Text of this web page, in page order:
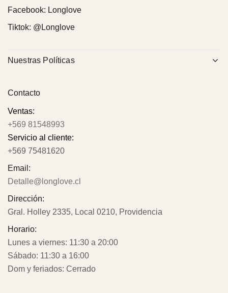
Facebook: Longlove
Tiktok: @Longlove
Nuestras Políticas
Contacto
Ventas:
+569 81548993
Servicio al cliente:
+569 75481620
Email:
Detalle@longlove.cl
Dirección:
Gral. Holley 2335, Local 0210, Providencia
Horario:
Lunes a viernes: 11:30 a 20:00
Sábado: 11:30 a 16:00
Dom y feriados: Cerrado